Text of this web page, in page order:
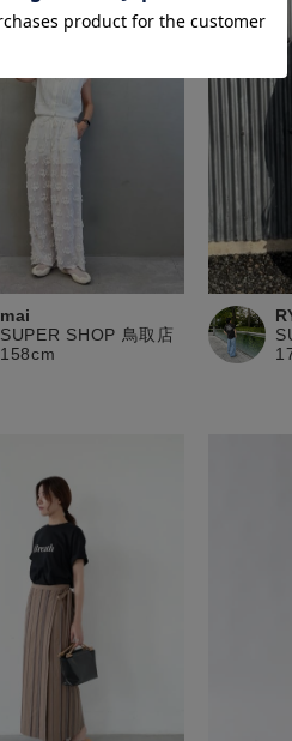
mai
SUPER SHOP 鳥取店
158cm